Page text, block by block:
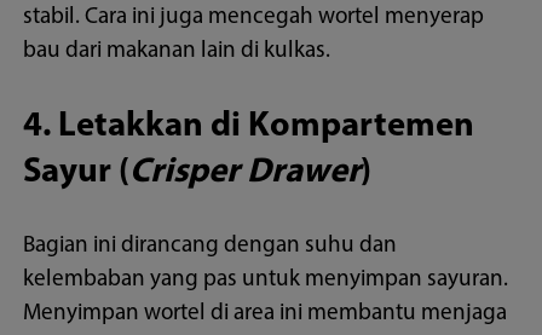
stabil. Cara ini juga mencegah wortel menyerap
bau dari makanan lain di kulkas.
4. Letakkan di Kompartemen
Sayur (Crisper Drawer)
Bagian ini dirancang dengan suhu dan
kelembaban yang pas untuk menyimpan sayuran.
Menyimpan wortel di area ini membantu menjaga